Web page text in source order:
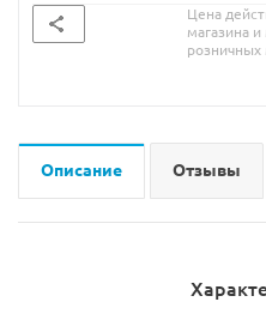
Цена
магазина
розничных
Описание Отзывы